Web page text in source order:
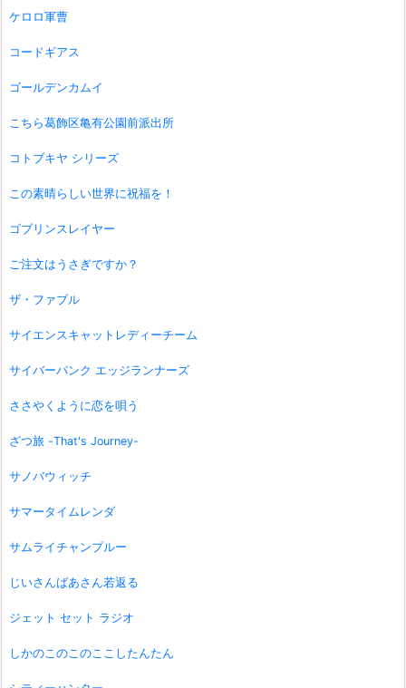
ケロロ軍曹
コードギアス
ゴールデンカムイ
こちら葛飾区亀有公園前派出所
コトブキヤ シリーズ
この素晴らしい世界に祝福を！
ゴブリンスレイヤー
ご注文はうさぎですか？
ザ・ファブル
サイエンスキャットレディーチーム
サイバーパンク エッジランナーズ
ささやくように恋を唄う
ざつ旅 -That's Journey-
サノバウィッチ
サマータイムレンダ
サムライチャンプルー
じいさんばあさん若返る
ジェット セット ラジオ
しかのこのこのここしたんたん